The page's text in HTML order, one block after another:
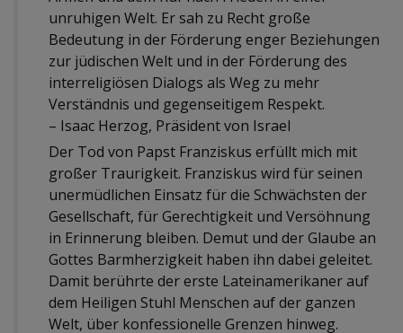
unruhigen Welt. Er sah zu Recht große
Bedeutung in der Förderung enger Beziehungen
zur jüdischen Welt und in der Förderung des
interreligiösen Dialogs als Weg zu mehr
Verständnis und gegenseitigem Respekt.
– Isaac Herzog, Präsident von Israel
Der Tod von Papst Franziskus erfüllt mich mit
großer Traurigkeit. Franziskus wird für seinen
unermüdlichen Einsatz für die Schwächsten der
Gesellschaft, für Gerechtigkeit und Versöhnung
in Erinnerung bleiben. Demut und der Glaube an
Gottes Barmherzigkeit haben ihn dabei geleitet.
Damit berührte der erste Lateinamerikaner auf
dem Heiligen Stuhl Menschen auf der ganzen
Welt, über konfessionelle Grenzen hinweg.